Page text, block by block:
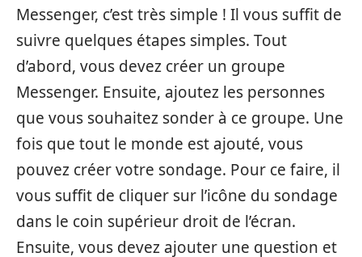
Messenger, c’est très simple ! Il vous suffit de
suivre quelques étapes simples. Tout
d’abord, vous devez créer un groupe
Messenger. Ensuite, ajoutez les personnes
que vous souhaitez sonder à ce groupe. Une
fois que tout le monde est ajouté, vous
pouvez créer votre sondage. Pour ce faire, il
vous suffit de cliquer sur l’icône du sondage
dans le coin supérieur droit de l’écran.
Ensuite, vous devez ajouter une question et